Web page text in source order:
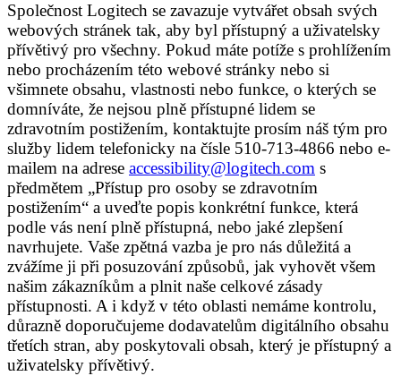
Společnost Logitech se zavazuje vytvářet obsah svých
webových stránek tak, aby byl přístupný a uživatelsky
přívětivý pro všechny. Pokud máte potíže s prohlížením
nebo procházením této webové stránky nebo si
všimnete obsahu, vlastnosti nebo funkce, o kterých se
domníváte, že nejsou plně přístupné lidem se
zdravotním postižením, kontaktujte prosím náš tým pro
služby lidem telefonicky na čísle 510-713-4866 nebo e-
mailem na adrese accessibility@logitech.com s
předmětem „Přístup pro osoby se zdravotním
postižením“ a uveďte popis konkrétní funkce, která
podle vás není plně přístupná, nebo jaké zlepšení
navrhujete. Vaše zpětná vazba je pro nás důležitá a
zvážíme ji při posuzování způsobů, jak vyhovět všem
našim zákazníkům a plnit naše celkové zásady
přístupnosti. A i když v této oblasti nemáme kontrolu,
důrazně doporučujeme dodavatelům digitálního obsahu
třetích stran, aby poskytovali obsah, který je přístupný a
uživatelsky přívětivý.